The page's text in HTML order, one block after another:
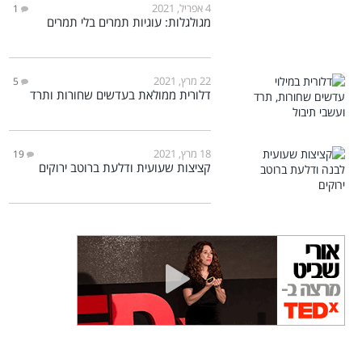
4 אפריל, 2021 1
מגולגלות: עוגיות תמרים בלי תמרים
22 מרץ, 2021 5
דלורית ממולאת בעדשים שחורות ותרד
18 מרץ, 2021 19
קציצות שעועית ודלעת ברוטב ירוקים